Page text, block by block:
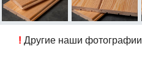
! Другие наши фотографии